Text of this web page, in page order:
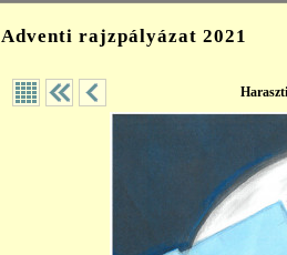
Adventi rajzpályázat 2021